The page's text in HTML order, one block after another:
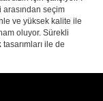
arasından seçim
ve yüksek kalite ile
oluyor. Sürekli
tasarımları ile de